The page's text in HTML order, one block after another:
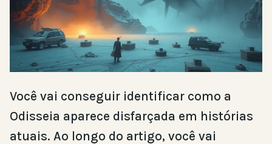
Você vai conseguir identificar como a
Odisseia aparece disfarçada em histórias
atuais. Ao longo do artigo, você vai